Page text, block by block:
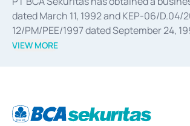
dated March 11, 1992 and KEP-06/
12/PM/PEE/1997 dated September 24,
divestments, and joint ventures based
Settlement of Commercial Paper
VIEW MORE